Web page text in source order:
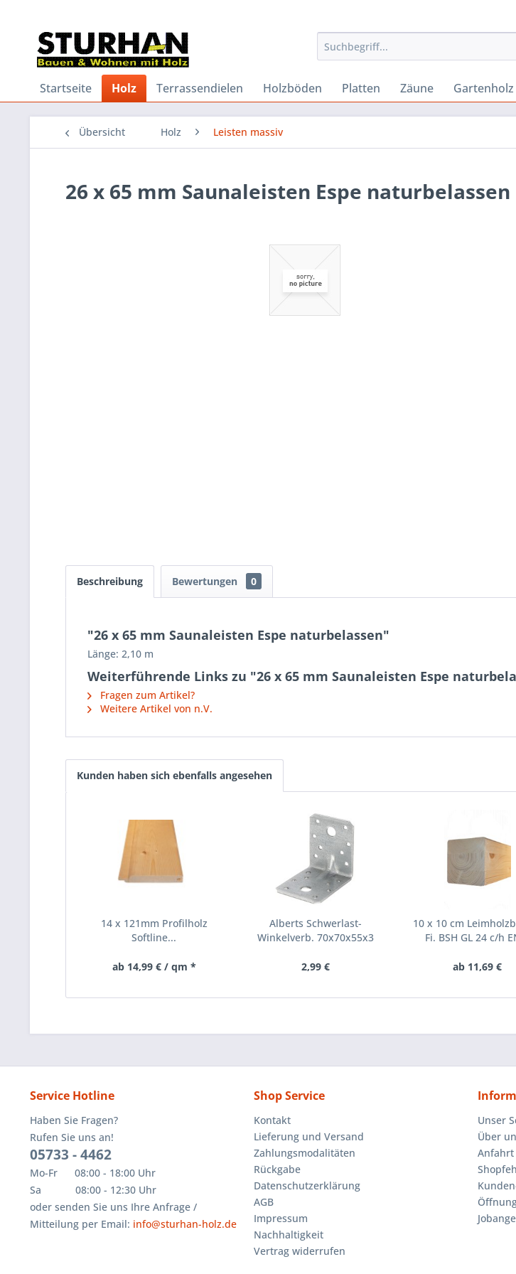
Startseite Holz Terrassendielen Holzböden Platten Zäune Gartenholz
Übersicht Holz Leisten massiv
26 x 65 mm Saunaleisten Espe naturbelassen
Beschreibung Bewertungen 0
"26 x 65 mm Saunaleisten Espe naturbelassen"
Länge: 2,10 m
Weiterführende Links zu "26 x 65 mm Saunaleisten Espe
Fragen zum Artikel?
Weitere Artikel von n.V.
Kunden haben sich ebenfalls angesehen
14 x 121mm Profilholz
Softline...
ab 14,99 € / qm *
Alberts Schwerlast-
Winkelverb. 70x70x55x3
2,99 €
10 x 10 cm
Fi. BSH GL 24 c/h
ab 11,69 €
Service Hotline
Haben Sie Fragen?
Rufen Sie uns an!
05733 - 4462
Mo-Fr 08:00 - 18:00 Uhr
Sa 08:00 - 12:30 Uhr
oder senden Sie uns Ihre Anfrage /
Mitteilung per Email: info@sturhan-holz.de
Shop Service
Kontakt
Lieferung und Versand
Zahlungsmodalitäten
Rückgabe
Datenschutzerklärung
AGB
Impressum
Nachhaltigkeit
Vertrag widerrufen
Unser
Über
Anfahrt